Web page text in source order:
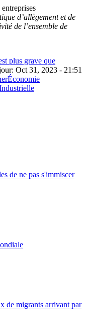
d’allègement et de
de l’ensemble de
plus grave que
Oct 31, 2023 - 21:51
Économie
de ne pas s'immiscer
de migrants arrivant par